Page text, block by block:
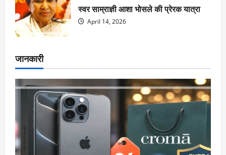
स्वर साम्राज्ञी आशा भोसले की प्रेरक यात्रा
April 14, 2026
जानकारी